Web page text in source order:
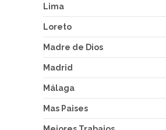
Lima
Loreto
Madre de Dios
Madrid
Málaga
Mas Paises